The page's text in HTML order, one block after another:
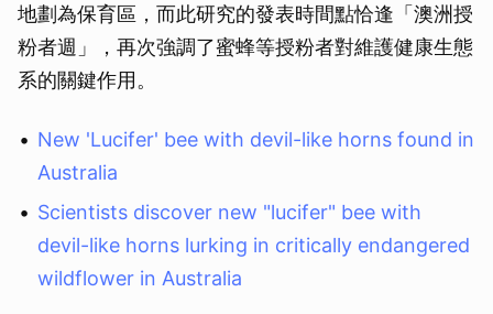
地劃為保育區，而此研究的發表時間點恰逢「澳洲授
粉者週」，再次強調了蜜蜂等授粉者對維護健康生態
系的關鍵作用。
New 'Lucifer' bee with devil-like horns found in
Australia
Scientists discover new "lucifer" bee with
devil-like horns lurking in critically endangered
wildflower in Australia